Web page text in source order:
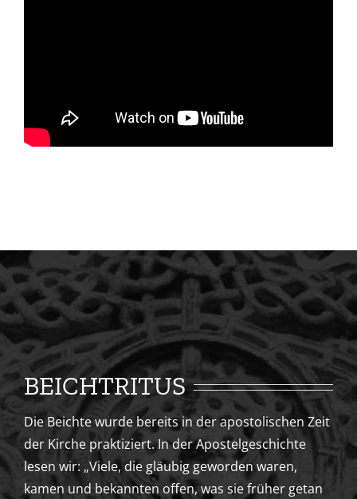
BEICHTRITUS
Die Beichte wurde bereits in der apostolischen Zeit
der Kirche praktiziert. In der Apostelgeschichte
lesen wir: „Viele, die gläubig geworden waren,
kamen und bekannten offen, was sie früher getan